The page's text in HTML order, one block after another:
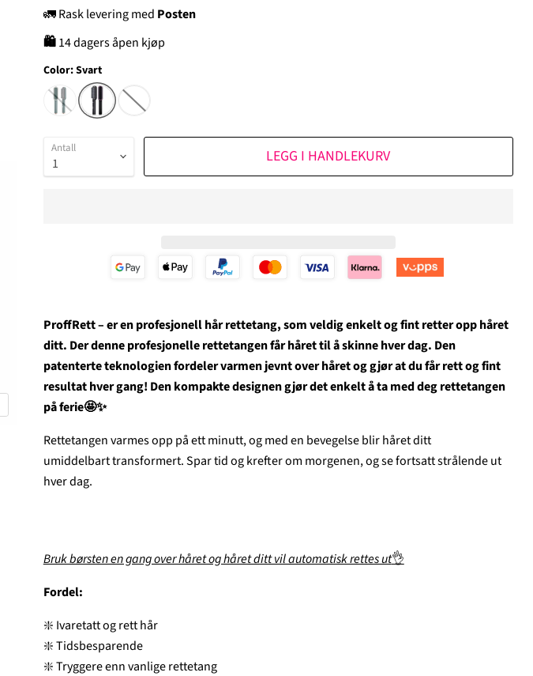
🚛 Rask levering med Posten
🛍14 dagers åpen kjøp
Color:Svart
Antall LEGG I HANDLEKURV
ProffRett – er en profesjonell hår rettetang, som veldig enkelt og fint retter opp håret
ditt. Der denne profesjonelle rettetangen får håret til å skinne hver dag. Den
patenterte teknologien fordeler varmen jevnt over håret og gjør at du får rett og fint
resultat hver gang! Den kompakte designen gjør det enkelt å ta med deg rettetangen
på ferie🤩✨
Rettetangen varmes opp på ett minutt, og med en bevegelse blir håret ditt
umiddelbart transformert. Spar tid og krefter om morgenen, og se fortsatt strålende ut
hver dag.
Bruk børsten en gang over håret og håret ditt vil automatisk rettes ut👌
Fordel:
❇️ Ivaretatt og rett hår
❇️ Tidsbesparende
❇️ Tryggere enn vanlige rettetang